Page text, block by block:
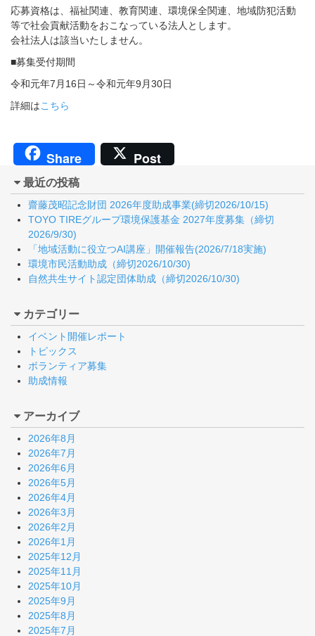
応募資格は、福祉関連、教育関連、環境保全関連、地域防犯活動
等で社会貢献活動をおこなっている法人とします。
会社法人は該当いたしません。
■募集受付期間
令和元年7月16日～令和元年9月30日
詳細はこちら
Share Post
最近の投稿
齋藤茂昭記念財団 2026年度助成事業(締切2026/10/15)
TOYO TIREグループ環境保護基金 2027年度募集（締切
2026/9/30)
「地域活動に役立つAI講座」開催報告(2026/7/18実施)
環境市民活動助成（締切2026/10/30)
自然共生サイト認定団体助成（締切2026/10/30)
カテゴリー
イベント開催レポート
トピックス
ボランティア募集
助成情報
アーカイブ
2026年8月
2026年7月
2026年6月
2026年5月
2026年4月
2026年3月
2026年2月
2026年1月
2025年12月
2025年11月
2025年10月
2025年9月
2025年8月
2025年7月